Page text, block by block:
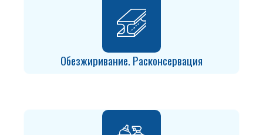
Обезжиривание. Расконсервация